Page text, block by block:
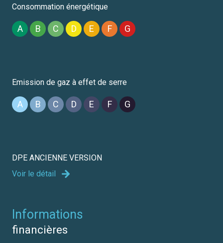
Consommation énergétique
A B C D E F G
Emission de gaz à effet de serre
A B C D E F G
DPE ANCIENNE VERSION
Voir le détail
informations
financières